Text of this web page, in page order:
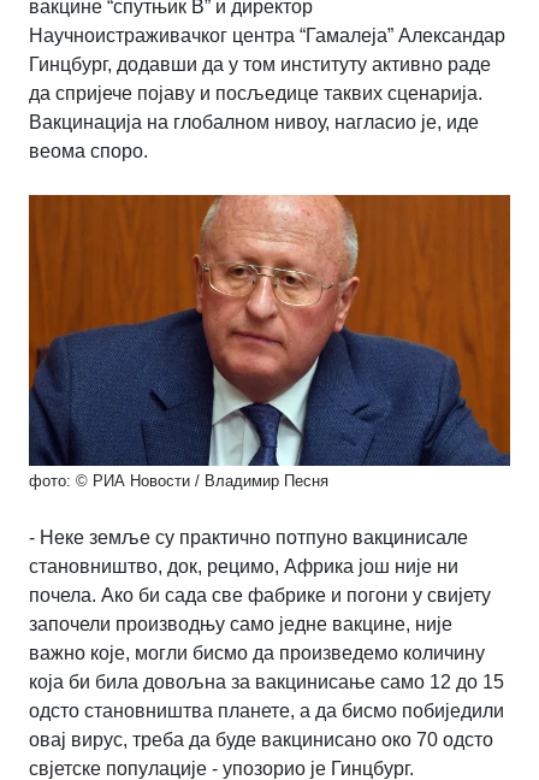
вакцине “спутњик В” и директор
Научноистраживачког центра “Гамалеја” Александар
Гинцбург, додавши да у том институту активно раде
да спријече појаву и посљедице таквих сценарија.
Вакцинација на глобалном нивоу, нагласио је, иде
веома споро.
фото: © РИА Новости / Владимир Песня
- Неке земље су практично потпуно вакцинисале
становништво, док, рецимо, Африка још није ни
почела. Ако би сада све фабрике и погони у свијету
започели производњу само једне вакцине, није
важно које, могли бисмо да произведемо количину
која би била довољна за вакцинисање само 12 до 15
одсто становништва планете, а да бисмо побиједили
овај вирус, треба да буде вакцинисано око 70 одсто
свјетске популације - упозорио је Гинцбург.